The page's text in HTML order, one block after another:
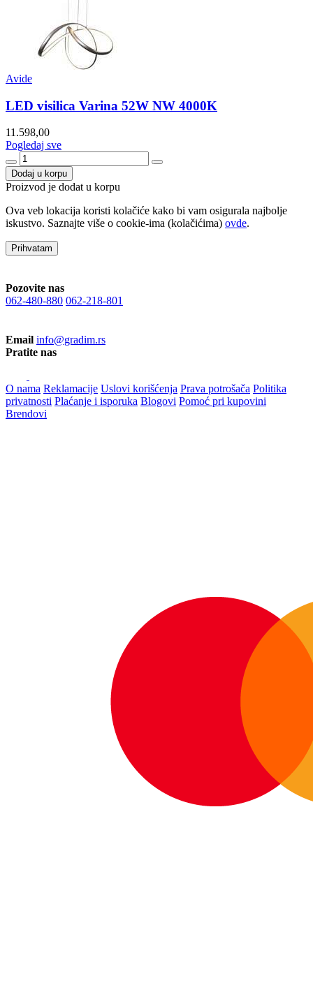
Avide
LED visilica Varina 52W NW 4000K
11.598,00
Pogledaj sve
Dodaj u korpu
Proizvod je dodat u korpu
Ova veb lokacija koristi kolačiće kako bi vam osigurala najbolje
iskustvo. Saznajte više o cookie-ima (kolačićima) ovde.
Prihvatam
Pozovite nas
062-480-880 062-218-801
Email info@gradim.rs
Pratite nas
O nama Reklamacije Uslovi korišćenja Prava potrošača Politika
privatnosti Plaćanje i isporuka Blogovi Pomoć pri kupovini
Brendovi